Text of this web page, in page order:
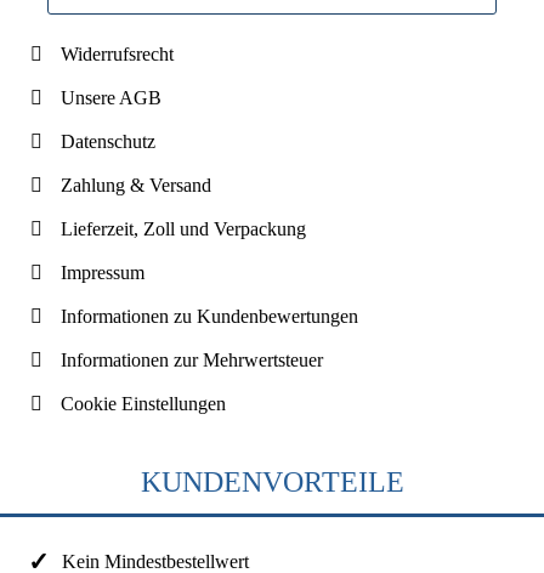
Widerrufsrecht
Unsere AGB
Datenschutz
Zahlung & Versand
Lieferzeit, Zoll und Verpackung
Impressum
Informationen zu Kundenbewertungen
Informationen zur Mehrwertsteuer
Cookie Einstellungen
KUNDENVORTEILE
Kein Mindestbestellwert